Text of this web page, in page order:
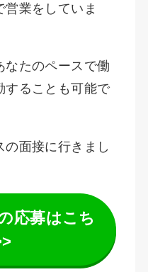
営業をしていま
なたのペースで働
することも可能で
面接に行きまし
応募はこち